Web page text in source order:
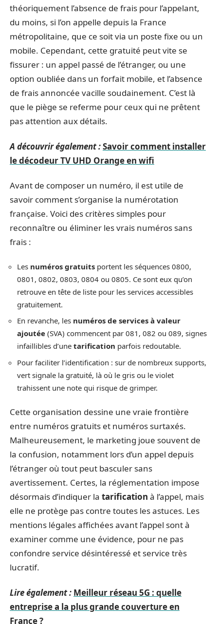
théoriquement l’absence de frais pour l’appelant,
du moins, si l’on appelle depuis la France
métropolitaine, que ce soit via un poste fixe ou un
mobile. Cependant, cette gratuité peut vite se
fissurer : un appel passé de l’étranger, ou une
option oubliée dans un forfait mobile, et l’absence
de frais annoncée vacille soudainement. C’est là
que le piège se referme pour ceux qui ne prêtent
pas attention aux détails.
A découvrir également :Savoir comment installer
le décodeur TV UHD Orange en wifi
Avant de composer un numéro, il est utile de
savoir comment s’organise la numérotation
française. Voici des critères simples pour
reconnaître ou éliminer les vrais numéros sans
frais :
Les numéros gratuits portent les séquences 0800,
0801, 0802, 0803, 0804 ou 0805. Ce sont eux qu’on
retrouve en tête de liste pour les services accessibles
gratuitement.
En revanche, les numéros de services à valeur
ajoutée (SVA) commencent par 081, 082 ou 089, signes
infaillibles d’une tarification parfois redoutable.
Pour faciliter l’identification : sur de nombreux supports,
vert signale la gratuité, là où le gris ou le violet
trahissent une note qui risque de grimper.
Cette organisation dessine une vraie frontière
entre numéros gratuits et numéros surtaxés.
Malheureusement, le marketing joue souvent de
la confusion, notamment lors d’un appel depuis
l’étranger où tout peut basculer sans
avertissement. Certes, la réglementation impose
désormais d’indiquer la tarification à l’appel, mais
elle ne protège pas contre toutes les astuces. Les
mentions légales affichées avant l’appel sont à
examiner comme une évidence, pour ne pas
confondre service désintéressé et service très
lucratif.
Lire également : Meilleur réseau 5G : quelle
entreprise a la plus grande couverture en
France ?